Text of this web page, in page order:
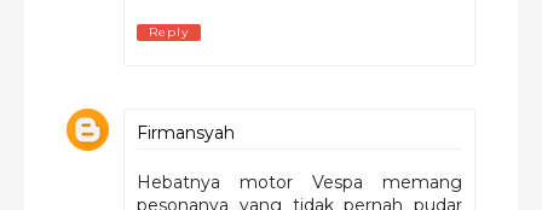
Reply
Firmansyah
Hebatnya motor Vespa memang
pesonanya yang tidak pernah pudar